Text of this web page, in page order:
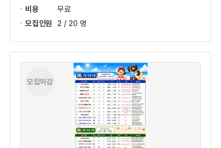
비용
무료
모집인원
2 / 20 명
모집마감